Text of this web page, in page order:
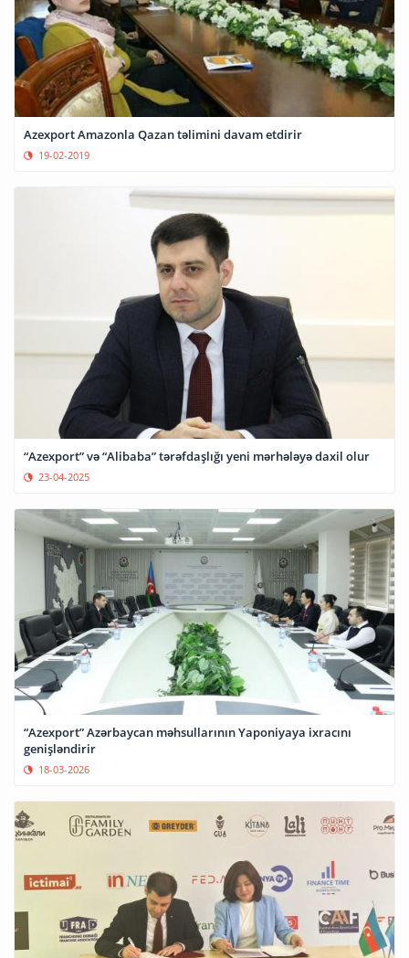
Azexport Amazonla Qazan təlimini davam etdirir
19-02-2019
“Azexport” və “Alibaba” tərəfdaşlığı yeni mərhələyə daxil olur
23-04-2025
“Azexport” Azərbaycan məhsullarının Yaponiyaya ixracını
genişləndirir
18-03-2026